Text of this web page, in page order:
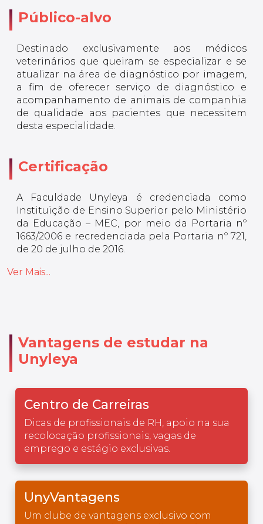
Público-alvo
Destinado exclusivamente aos médicos
veterinários que queiram se especializar e se
atualizar na área de diagnóstico por imagem,
a fim de oferecer serviço de diagnóstico e
acompanhamento de animais de companhia
de qualidade aos pacientes que necessitem
desta especialidade.
Certificação
A Faculdade Unyleya é credenciada como
Instituição de Ensino Superior pelo Ministério
da Educação – MEC, por meio da Portaria nº
1663/2006 e recredenciada pela Portaria nº 721,
de 20 de julho de 2016.
Ver Mais...
Vantagens de estudar na
Unyleya
Centro de Carreiras
Dicas de profissionais de RH, apoio na sua
recolocação profissionais, vagas de
emprego e estágio exclusivas.
UnyVantagens
Um clube de vantagens exclusivo com